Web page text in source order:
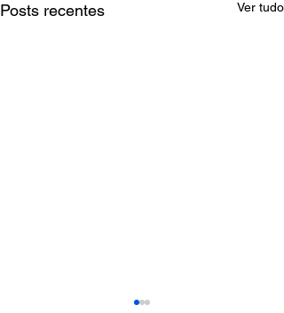
Posts recentes Ver tudo